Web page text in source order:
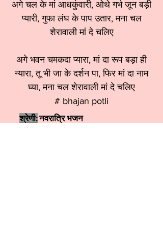
अगे चल के मां आधकुंवारी, ओथे गर्भ जून बड़ी
प्यारी, गुफा लंघ के पाप उतार, मना चल
शेरावाली मां दे चलिए
अगे भवन चमकदा प्यारा, मां दा रूप बड़ा ही
न्यारा, तू भी जा के दर्शन पा, फिर मां दा नाम
घ्या, मना चल शेरावाली मां दे चलिए
# bhajan potli
श्रेणी:नवरात्रि भजन